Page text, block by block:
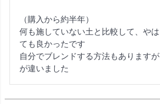
（購入から約半年）
何も施していない土と比較して、や
ても良かったです
自分でブレンドする方法もあります
が違いました